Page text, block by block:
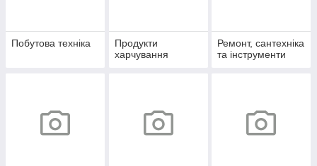
Побутова техніка
Продукти
харчування
Ремонт, сантехніка
та інструменти